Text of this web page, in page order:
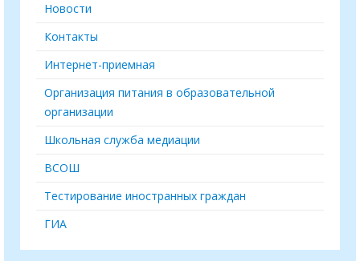
Новости
Контакты
Интернет-приемная
Организация питания в образовательной
организации
Школьная служба медиации
ВСОШ
Тестирование иностранных граждан
ГИА